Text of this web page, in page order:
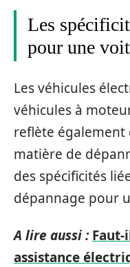
Les
pour une
Les véhicules
véhicules à
reflète également
matière de
des spécificités
dépannage pour
A lire aussi : Faut-
assistance